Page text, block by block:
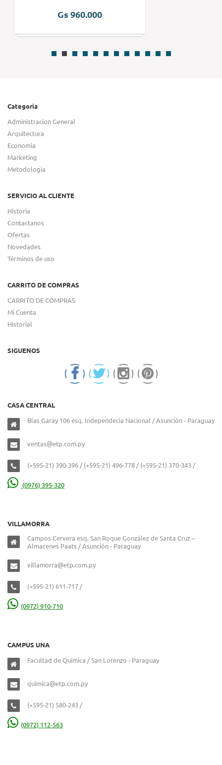
Gs 960.000
Categoria
Administracion General
Arquitectura
Economia
Marketing
Metodologia
SERVICIO AL CLIENTE
Historia
Contactanos
Ofertas
Novedades
Términos de uso
CARRITO DE COMPRAS
CARRITO DE COMPRAS
Mi Cuenta
Historial
SIGUENOS
CASA CENTRAL
Blas Garay 106 esq. Independecia Nacional / Asunción - Paraguay
ventas@etp.com.py
(+595-21) 390-396 / (+595-21) 496-778 / (+595-21) 370-343 /
(0976) 395-320
VILLAMORRA
Campos Cervera esq. San Roque González de Santa Cruz –
Almacenes Paats / Asunción - Paraguay
villamorra@etp.com.py
(+595-21) 611-717 /
(0972) 910-710
CAMPUS UNA
Facultad de Química / San Lorenzo - Paraguay
quimica@etp.com.py
(+595-21) 580-243 /
(0972) 112-563